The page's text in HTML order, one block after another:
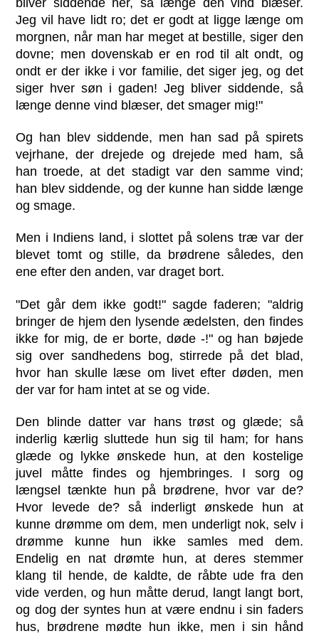
bliver siddende her, så længe den vind blæser.
Jeg vil have lidt ro; det er godt at ligge længe om
morgnen, når man har meget at bestille, siger den
dovne; men dovenskab er en rod til alt ondt, og
ondt er der ikke i vor familie, det siger jeg, og det
siger hver søn i gaden! Jeg bliver siddende, så
længe denne vind blæser, det smager mig!"
Og han blev siddende, men han sad på spirets
vejrhane, der drejede og drejede med ham, så
han troede, at det stadigt var den samme vind;
han blev siddende, og der kunne han sidde længe
og smage.
Men i Indiens land, i slottet på solens træ var der
blevet tomt og stille, da brødrene således, den
ene efter den anden, var draget bort.
"Det går dem ikke godt!" sagde faderen; "aldrig
bringer de hjem den lysende ædelsten, den findes
ikke for mig, de er borte, døde -!" og han bøjede
sig over sandhedens bog, stirrede på det blad,
hvor han skulle læse om livet efter døden, men
der var for ham intet at se og vide.
Den blinde datter var hans trøst og glæde; så
inderlig kærlig sluttede hun sig til ham; for hans
glæde og lykke ønskede hun, at den kostelige
juvel måtte findes og hjembringes. I sorg og
længsel tænkte hun på brødrene, hvor var de?
Hvor levede de? så inderligt ønskede hun at
kunne drømme om dem, men underligt nok, selv i
drømme kunne hun ikke samles med dem.
Endelig en nat drømte hun, at deres stemmer
klang til hende, de kaldte, de råbte ude fra den
vide verden, og hun måtte derud, langt langt bort,
og dog der syntes hun at være endnu i sin faders
hus, brødrene mødte hun ikke, men i sin hånd